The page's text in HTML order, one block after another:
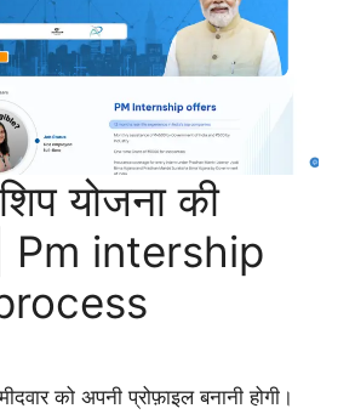
योजना की
| Pm intership
को अपनी प्रोफ़ाइल बनानी होगी।